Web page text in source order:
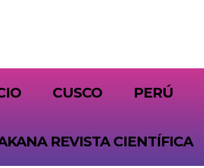
CUSCO PERÚ
REVISTA CIENTÍFICA